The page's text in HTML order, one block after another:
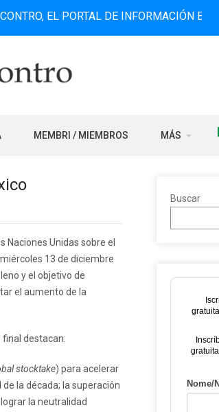
EL PORTAL DE INFORMACIÓN BILINGÜE
MEMBRI / MIEMBROS MÁS
Naciones Unidas sobre el
13 de diciembre
y el objetivo de
el aumento de la
final destacan:
stocktake) para acelerar
la década; la superación
la neutralidad
Buscar
Nome/